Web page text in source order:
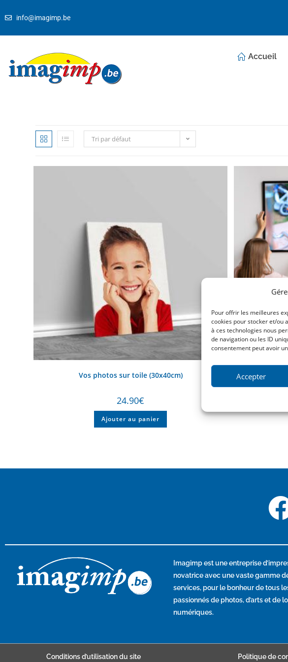
Pour offrir les meilleures
cookies pour stocker et/ou
à ces technologies nous
de navigation ou les ID
consentement peut avoir
Accepter
info@imagimp.be
Accueil
Tri par défaut
Vos photos sur toile (30x40cm)
24.90€
Ajouter au panier
Imagimpest une entreprise
novatrice avec une vaste gamme
services, pour le bonheur de tous
passionnés de photos, d’arts et de
numériques.
Conditions d’utilisation du site Politique de